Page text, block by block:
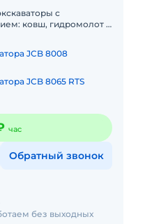
с
ковш, гидромолот и
JCB 8008
JCB 8065 RTS
час
Обратный звонок
без выходных